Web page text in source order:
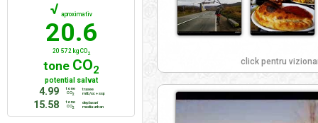
click pentru
√ aproximativ
20.6
20 572 kg CO2
tone CO2
potential salvat
4.99
tone
CO2
trasee
mtb/xc + ssp
15.58
tone
CO2
deplasari
mediu urban